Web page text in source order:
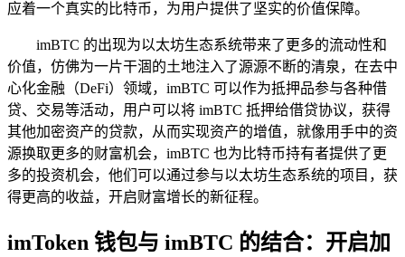
应着一个真实的比特币，为用户提供了坚实的价值保障。
imBTC 的出现为以太坊生态系统带来了更多的流动性和
价值，仿佛为一片干涸的土地注入了源源不断的清泉，在去中
心化金融（DeFi）领域，imBTC 可以作为抵押品参与各种借
贷、交易等活动，用户可以将 imBTC 抵押给借贷协议，获得
其他加密资产的贷款，从而实现资产的增值，就像用手中的资
源换取更多的财富机会，imBTC 也为比特币持有者提供了更
多的投资机会，他们可以通过参与以太坊生态系统的项目，获
得更高的收益，开启财富增长的新征程。
imToken 钱包与 imBTC 的结合：开启加